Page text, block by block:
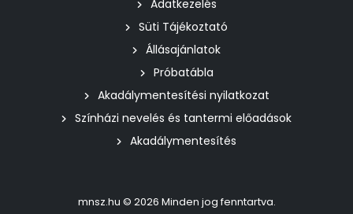
Adatkezelés
Süti Tájékoztató
Állásajánlatok
Próbatábla
Akadálymentesítési nyilatkozat
Színházi nevelés és tantermi előadások
Akadálymentesítés
mnsz.hu © 2026 Minden jog fenntartva.